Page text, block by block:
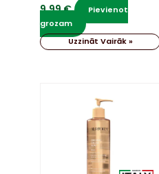
9,99€
Pievienot
grozam
Uzzināt Vairāk »